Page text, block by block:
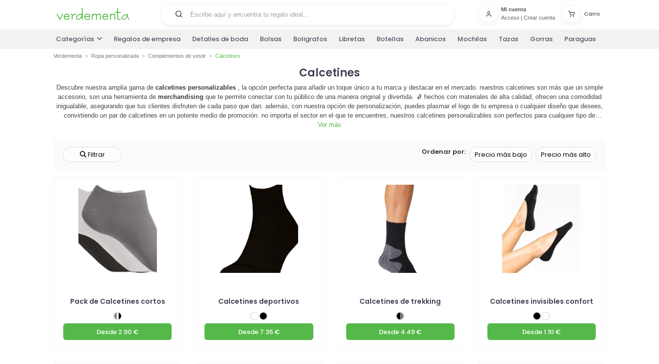
Mi cuenta
Acceso| Crear cuenta
Carro
Categorías Regalos de empresa Detalles de boda Bolsas Boligrafos Libretas Botellas Abanicos Mochilas Tazas Gorras Paraguas
Verdementa Ropa personalizada Complementos de vestir Calcetines
Calcetines
Descubre nuestra amplia gama de calcetines personalizables, la opción perfecta para añadir un toque único a tu marca y destacar en el mercado. nuestros calcetines son más que un simple
accesorio, son una herramienta de merchandising que te permite conectar con tu público de una manera original y divertida. 🧦 hechos con materiales de alta calidad, ofrecen una comodidad
inigualable, asegurando que tus clientes disfruten de cada paso que dan. además, con nuestra opción de personalización, puedes plasmar el logo de tu empresa o cualquier diseño que desees,
convirtiendo un par de calcetines en un potente medio de promoción. no importa el sector en el que te encuentres, nuestros calcetines personalizables son perfectos para cualquier tipo de
y crear una conexión duradera con tus clientes. no esperes más, explora nuestra colección y descubre cómo nuestros calcetines
Ver más
Filtrar Ordenar por: Precio más bajo Precio más alto
Pack de Calcetines cortos
Desde 2.90 €
Calcetines deportivos
Desde7.35 €
Calcetines de trekking
Desde 4.49 €
Calcetines invisibles confort
Desde1.91 €